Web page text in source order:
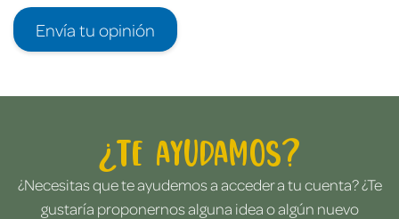
Envía tu opinión
¿Te ayudamos?
¿Necesitas que te ayudemos a acceder a tu cuenta? ¿Te
gustaría proponernos alguna idea o algún nuevo